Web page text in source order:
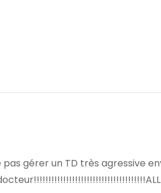
gérer un TD très agressive